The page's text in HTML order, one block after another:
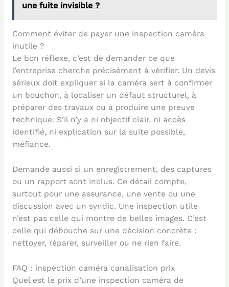
une fuite invisible ?
Comment éviter de payer une inspection caméra
inutile ?
Le bon réflexe, c’est de demander ce que
l’entreprise cherche précisément à vérifier. Un devis
sérieux doit expliquer si la caméra sert à confirmer
un bouchon, à localiser un défaut structurel, à
préparer des travaux ou à produire une preuve
technique. S’il n’y a ni objectif clair, ni accès
identifié, ni explication sur la suite possible,
méfiance.
Demande aussi si un enregistrement, des captures
ou un rapport sont inclus. Ce détail compte,
surtout pour une assurance, une vente ou une
discussion avec un syndic. Une inspection utile
n’est pas celle qui montre de belles images. C’est
celle qui débouche sur une décision concrète :
nettoyer, réparer, surveiller ou ne rien faire.
FAQ : inspection caméra canalisation prix
Quel est le prix d’une inspection caméra de